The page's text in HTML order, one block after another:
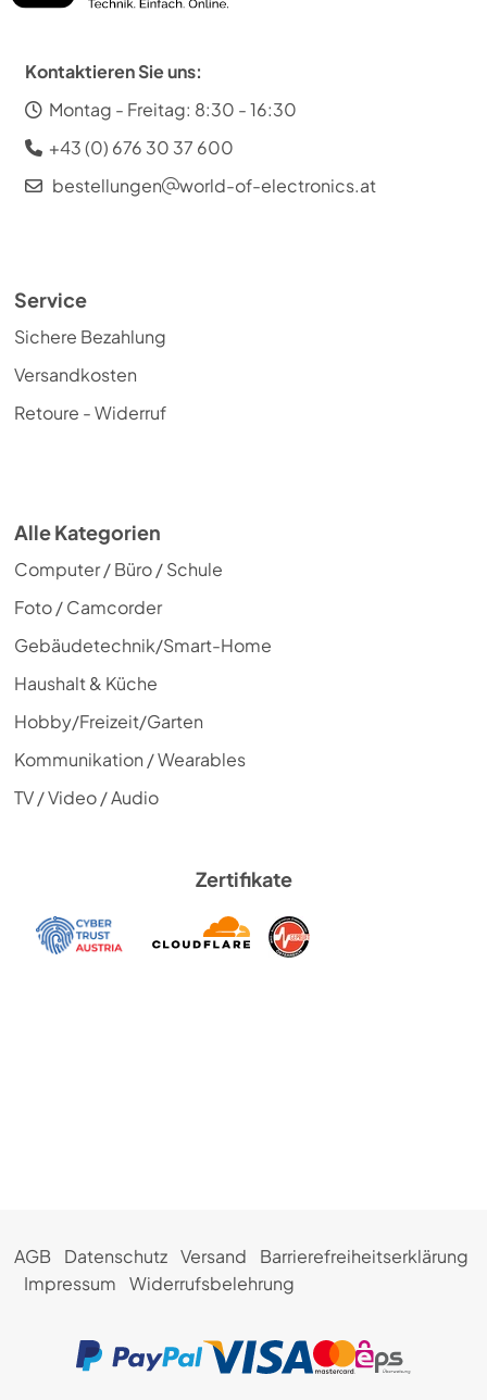
Kontaktieren Sie uns:
Montag - Freitag: 8:30 - 16:30
+43 (0) 676 30 37 600
bestellungen
world-of-electronics.at
Service
Sichere Bezahlung
Versandkosten
Retoure - Widerruf
Alle Kategorien
Computer / Büro / Schule
Foto / Camcorder
Gebäudetechnik/Smart-Home
Haushalt & Küche
Hobby/Freizeit/Garten
Kommunikation / Wearables
TV / Video / Audio
Zertifikate
AGB Datenschutz Versand
Barrierefreiheitserklärung
Impressum
Widerrufsbelehrung